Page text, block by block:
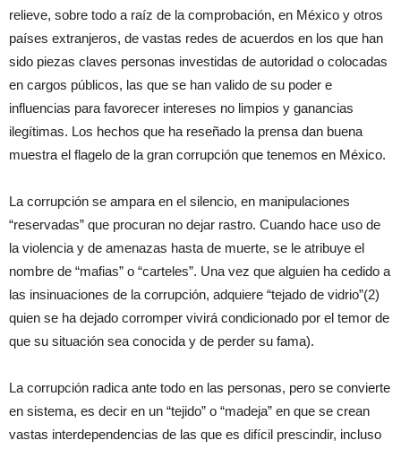
relieve, sobre todo a raíz de la comprobación, en México y otros
países extranjeros, de vastas redes de acuerdos en los que han
sido piezas claves personas investidas de autoridad o colocadas
en cargos públicos, las que se han valido de su poder e
influencias para favorecer intereses no limpios y ganancias
ilegítimas. Los hechos que ha reseñado la prensa dan buena
muestra el flagelo de la gran corrupción que tenemos en México.
La corrupción se ampara en el silencio, en manipulaciones
“reservadas” que procuran no dejar rastro. Cuando hace uso de
la violencia y de amenazas hasta de muerte, se le atribuye el
nombre de “mafias” o “carteles”. Una vez que alguien ha cedido a
las insinuaciones de la corrupción, adquiere “tejado de vidrio”(2)
quien se ha dejado corromper vivirá condicionado por el temor de
que su situación sea conocida y de perder su fama).
La corrupción radica ante todo en las personas, pero se convierte
en sistema, es decir en un “tejido” o “madeja” en que se crean
vastas interdependencias de las que es difícil prescindir, incluso